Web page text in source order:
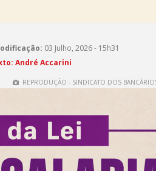
03 Julho, 2026 - 15h31
André Accarini
REPRODUÇÃO - SINDICATO DOS